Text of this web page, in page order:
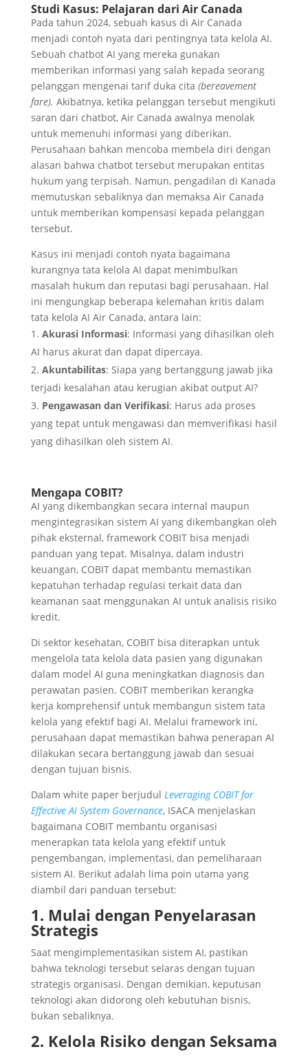
Studi Kasus: Pelajaran dari Air Canada
Pada tahun 2024, sebuah kasus di Air Canada
menjadi contoh nyata dari pentingnya tata kelola AI.
Sebuah chatbot AI yang mereka gunakan
memberikan informasi yang salah kepada seorang
pelanggan mengenai tarif duka cita (bereavement
fare). Akibatnya, ketika pelanggan tersebut mengikuti
saran dari chatbot, Air Canada awalnya menolak
untuk memenuhi informasi yang diberikan.
Perusahaan bahkan mencoba membela diri dengan
alasan bahwa chatbot tersebut merupakan entitas
hukum yang terpisah. Namun, pengadilan di Kanada
memutuskan sebaliknya dan memaksa Air Canada
untuk memberikan kompensasi kepada pelanggan
tersebut.
Kasus ini menjadi contoh nyata bagaimana
kurangnya tata kelola AI dapat menimbulkan
masalah hukum dan reputasi bagi perusahaan. Hal
ini mengungkap beberapa kelemahan kritis dalam
tata kelola AI Air Canada, antara lain:
Akurasi Informasi: Informasi yang dihasilkan oleh
AI harus akurat dan dapat dipercaya.
Akuntabilitas: Siapa yang bertanggung jawab jika
terjadi kesalahan atau kerugian akibat output AI?
Pengawasan dan Verifikasi: Harus ada proses
yang tepat untuk mengawasi dan memverifikasi hasil
yang dihasilkan oleh sistem AI.
Mengapa COBIT?
AI yang dikembangkan secara internal maupun
mengintegrasikan sistem AI yang dikembangkan oleh
pihak eksternal, framework COBIT bisa menjadi
panduan yang tepat. Misalnya, dalam industri
keuangan, COBIT dapat membantu memastikan
kepatuhan terhadap regulasi terkait data dan
keamanan saat menggunakan AI untuk analisis risiko
kredit.
Di sektor kesehatan, COBIT bisa diterapkan untuk
mengelola tata kelola data pasien yang digunakan
dalam model AI guna meningkatkan diagnosis dan
perawatan pasien. COBIT memberikan kerangka
kerja komprehensif untuk membangun sistem tata
kelola yang efektif bagi AI. Melalui framework ini,
perusahaan dapat memastikan bahwa penerapan AI
dilakukan secara bertanggung jawab dan sesuai
dengan tujuan bisnis.
Dalam white paper berjudul Leveraging COBIT for
Effective AI System Governance, ISACA menjelaskan
bagaimana COBIT membantu organisasi
menerapkan tata kelola yang efektif untuk
pengembangan, implementasi, dan pemeliharaan
sistem AI. Berikut adalah lima poin utama yang
diambil dari panduan tersebut:
1. Mulai dengan Penyelarasan
Strategis
Saat mengimplementasikan sistem AI, pastikan
bahwa teknologi tersebut selaras dengan tujuan
strategis organisasi. Dengan demikian, keputusan
teknologi akan didorong oleh kebutuhan bisnis,
bukan sebaliknya.
2. Kelola Risiko dengan Seksama